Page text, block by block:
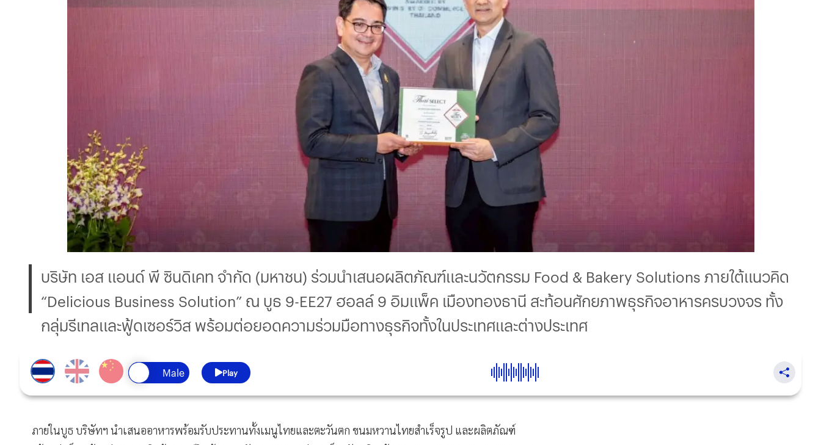
บริษัท เอส แอนด์ พี ซินดิเคท จำกัด (มหาชน) ร่วมนำเสนอผลิตภัณฑ์และนวัตกรรม Food & Bakery Solutions ภายใต้แนวคิด
“Delicious Business Solution” ณ บูธ 9-EE27 ฮอลล์ 9 อิมแพ็ค เมืองทองธานี สะท้อนศักยภาพธุรกิจอาหารครบวงจร ทั้ง
กลุ่มรีเทลและฟู้ดเซอร์วิส พร้อมต่อยอดความร่วมมือทางธุรกิจทั้งในประเทศและต่างประเทศ
Play
ภายในบูธ บริษัทฯ นำเสนออาหารพร้อมรับประทานทั้งเมนูไทยและตะวันตก ขนมหวานไทยสำเร็จรูป และผลิตภัณฑ์